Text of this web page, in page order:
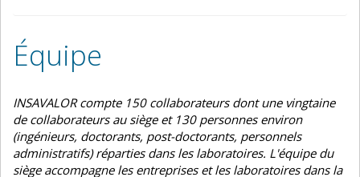
Équipe
INSAVALOR compte 150 collaborateurs dont une vingtaine
de collaborateurs au siège et 130 personnes environ
(ingénieurs, doctorants, post-doctorants, personnels
administratifs) réparties dans les laboratoires. L'équipe du
siège accompagne les entreprises et les laboratoires dans la